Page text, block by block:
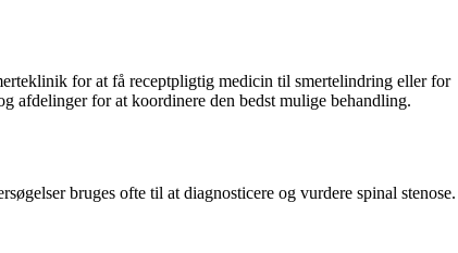
for at få receptpligtig medicin til smertelindring eller for
afdelinger for at koordinere den bedst mulige behandling.
bruges ofte til at diagnosticere og vurdere spinal stenose.